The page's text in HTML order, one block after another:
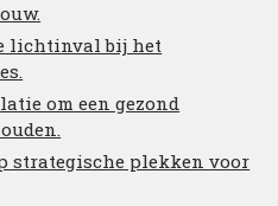
lichtinval bij het
om een gezond
strategische plekken voor